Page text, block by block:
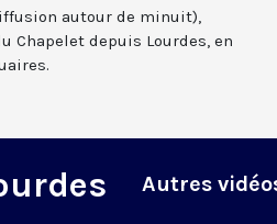
autour de minuit),
Chapelet depuis Lourdes, en
Autres